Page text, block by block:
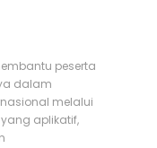
peserta
dalam
melalui
aplikatif,